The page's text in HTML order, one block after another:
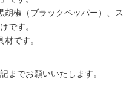
胡椒（ブラックペッパー）、ス
です。
です。
までお願いいたします。